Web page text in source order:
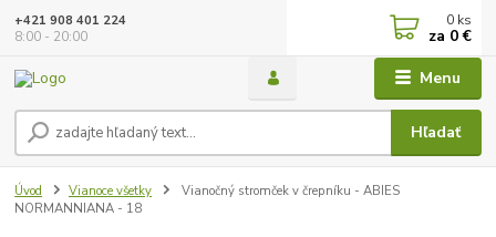
Menu
Hľadať
+421 908 401 224
8:00 - 20:00
0 ks
za 0 €
Úvod Vianoce všetky
Vianočný stromček v črepníku - ABIES
NORMANNIANA - 18